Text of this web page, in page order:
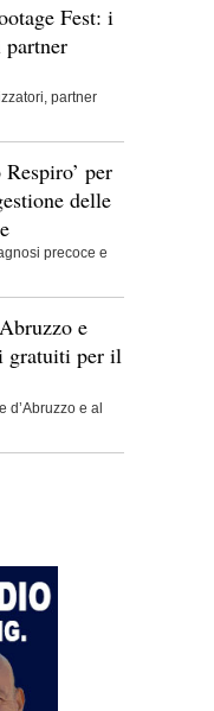
Fest: i
partner
per
delle
precoce e
e
gratuiti per il
d’Abruzzo e al